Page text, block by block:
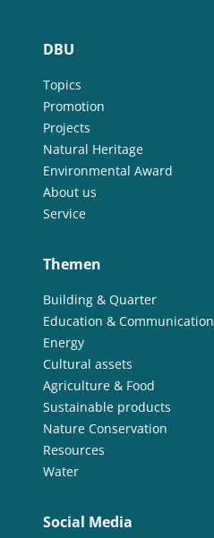
DBU
Topics
Promotion
Projects
Natural Heritage
Environmental Award
About us
Service
Themen
Building & Quarter
Education & Communication
Energy
Cultural assets
Agriculture & Food
Sustainable products
Nature Conservation
Resources
Water
Social Media